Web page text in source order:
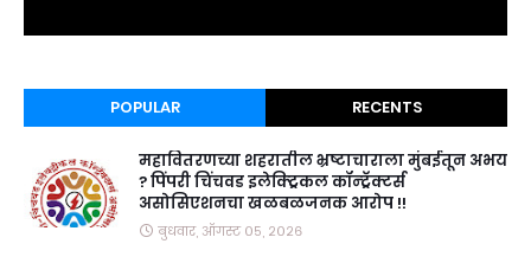
POPULAR RECENTS
महावितरणच्या शहरातील भ्रष्टाचाराला मुंबईतून अभय
? पिंपरी चिंचवड इलेक्ट्रिकल कॉन्ट्रॅक्टर्स
असोसिएशनचा खळबळजनक आरोप !!
बुधवार, ऑगस्ट ०५, २०२६